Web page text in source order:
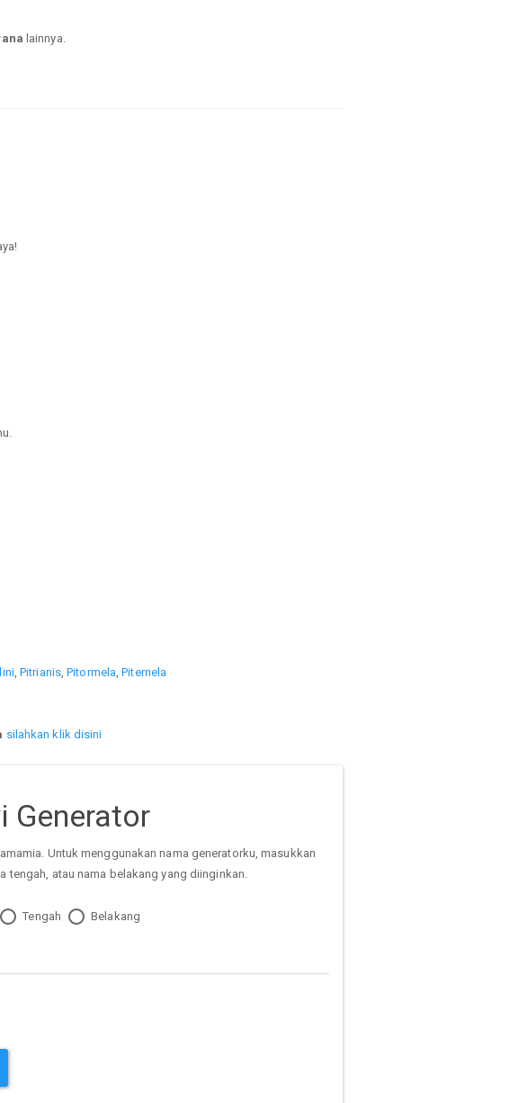
lainnya.
,Pitrianis,Pitormela ,Piternela
silahkan klik disini
Generator
Untuk menggunakan nama generatorku, masukkan
tengah, atau nama belakang yang diinginkan.
Tengah Belakang